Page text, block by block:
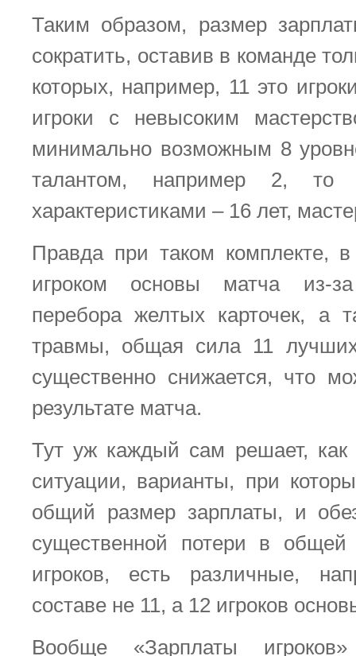
Таким образом, размер
сократить, оставив в команде
которых, например, 11 это
игроки с невысоким
минимально возможным 8
талантом, например 2, то
характеристиками – 16 лет,
Правда при таком комплекте, в
игроком основы матча из-
перебора желтых карточек, а
травмы, общая сила 11
существенно снижается, что
результате матча.
Тут уж каждый сам решает,
ситуации, варианты, при
общий размер зарплаты, и
существенной потери в
игроков, есть различные,
составе не 11, а 12 игроков
Вообще «Зарплаты